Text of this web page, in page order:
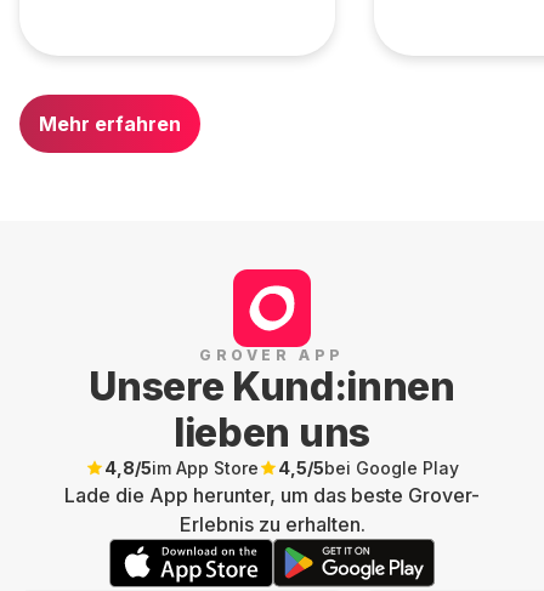
Mehr erfahren
GROVER APP
Unsere Kund:innen
lieben uns
4,8/5im App Store 4,5/5bei Google Play
Lade die App herunter, um das beste Grover-
Erlebnis zu erhalten.